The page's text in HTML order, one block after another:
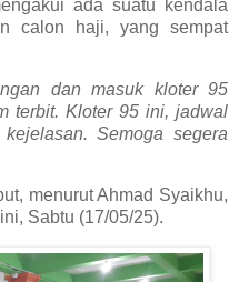
ada suatu kendala
calon haji, yang sempat
dan masuk kloter 95
terbit. Kloter 95 ini, jadwal
Semoga segera
menurut Ahmad Syaikhu,
Sabtu (17/05/25).